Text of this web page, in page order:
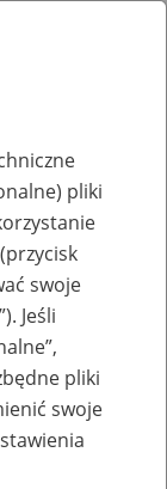
pracy
pliki
swoje
Jeśli
pliki
swoje